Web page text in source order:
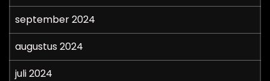
september 2024
augustus 2024
juli 2024